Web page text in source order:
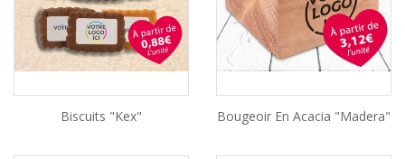
Biscuits "Kex" Bougeoir En Acacia "Madera"